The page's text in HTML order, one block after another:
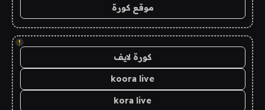
موقع كورة
!
كورة لايف
koora live
kora live